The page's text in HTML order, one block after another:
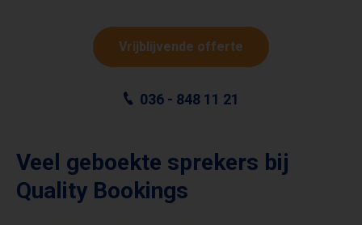
Vrijblijvende offerte
036 - 848 11 21
Veel geboekte sprekers bij
Quality Bookings